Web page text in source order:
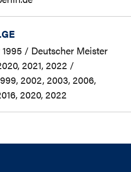
/ Deutscher Meister
2021, 2022 /
2002, 2003, 2006,
2020, 2022